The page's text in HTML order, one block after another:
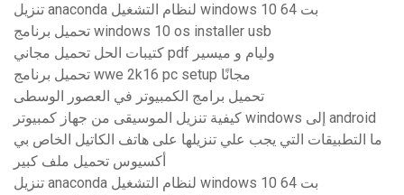
تنزيل anaconda لنظام التشغيل windows 10 64 بت
تحميل برنامج windows 10 os installer usb
كتيبات الحل تحميل مجاني pdf وليام و ميسير
تحميل برنامج wwe 2k16 pc setup مجانًا
تحميل برامج الكمبيوتر في العصور الوسطى
كيفية تنزيل الموسيقى من جهاز كمبيوتر windows إلى android
ما التطبيقات التي يجب علي تنزيلها على هاتف الكاتيل الخاص بي
أكسيوس تحميل ملف كبير
تنزيل anaconda لنظام التشغيل windows 10 64 بت